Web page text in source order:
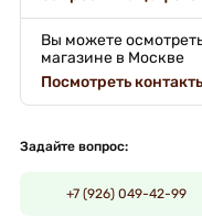
Вы можете
магазине в Москве
Посмотреть
Задайте вопрос:
+7 (926) 049-42-99